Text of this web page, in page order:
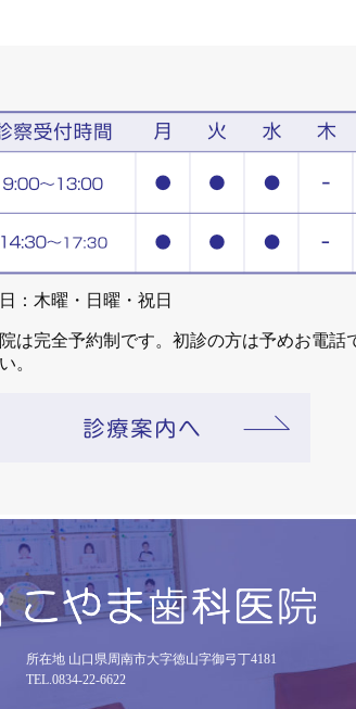
：木曜・日曜・祝日
は完全予約制です。初診の方は予めお電話
。
所在地 山口県周南市大字徳山字御弓丁4181
TEL.0834-22-6622